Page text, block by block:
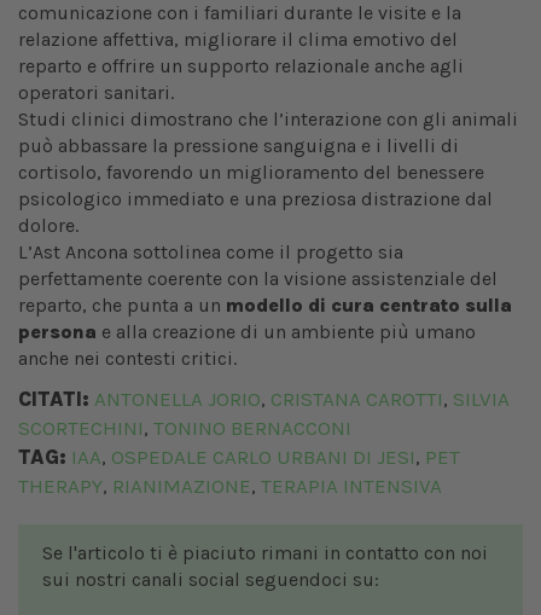
comunicazione con i familiari durante le visite e la
relazione affettiva, migliorare il clima emotivo del
reparto e offrire un supporto relazionale anche agli
operatori sanitari.
Studi clinici dimostrano che l’interazione con gli animali
può abbassare la pressione sanguigna e i livelli di
cortisolo, favorendo un miglioramento del benessere
psicologico immediato e una preziosa distrazione dal
dolore.
L’Ast Ancona sottolinea come il progetto sia
perfettamente coerente con la visione assistenziale del
reparto, che punta a un modello di cura centrato sulla
persona e alla creazione di un ambiente più umano
anche nei contesti critici.
CITATI: ANTONELLA JORIO, CRISTANA CAROTTI, SILVIA
SCORTECHINI, TONINO BERNACCONI
TAG: IAA, OSPEDALE CARLO URBANI DI JESI, PET
THERAPY, RIANIMAZIONE, TERAPIA INTENSIVA
Se l'articolo ti è piaciuto rimani in contatto con noi
sui nostri canali social seguendoci su: